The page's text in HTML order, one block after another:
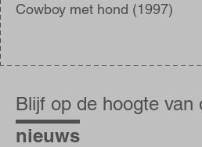
Cowboy met hond (1997)
op
de
hoogte
Blijf op de hoogte van
nieuws